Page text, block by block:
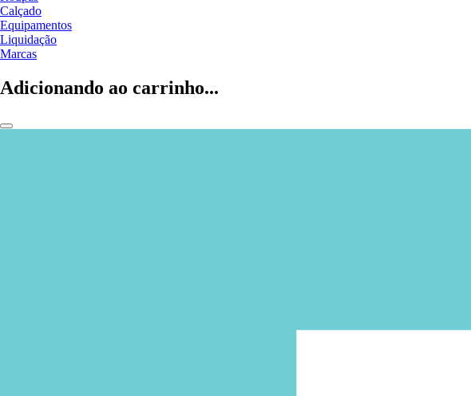
Calçado
Equipamentos
Liquidação
Marcas
Adicionando ao carrinho...